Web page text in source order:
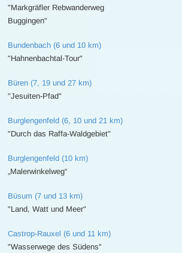
"Markgräfler Rebwanderweg
Buggingen"
Bundenbach (6 und 10 km)
"Hahnenbachtal-Tour"
Büren (7, 19 und 27 km)
"Jesuiten-Pfad"
Burglengenfeld (6, 10 und 21 km)
"Durch das Raffa-Waldgebiet"
Burglengenfeld (10 km)
„Malerwinkelweg“
Büsum (7 und 13 km)
"Land, Watt und Meer"
Castrop-Rauxel (6 und 11 km)
"Wasserwege des Südens"